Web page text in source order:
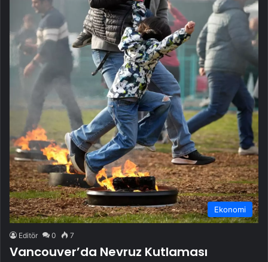
Ekonomi
Editör 0 7
Vancouver’da Nevruz Kutlaması